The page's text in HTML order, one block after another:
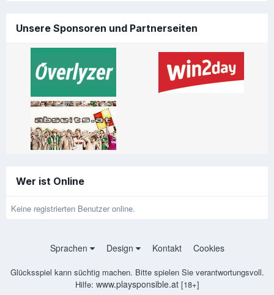
Unsere Sponsoren und Partnerseiten
Wer ist Online
Keine registrierten Benutzer online.
Sprachen Design Kontakt Cookies
Glücksspiel kann süchtig machen. Bitte spielen Sie verantwortungsvoll.
Hilfe: www.playsponsible.at[18+]